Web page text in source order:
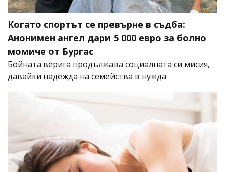
Когато спортът се превърне в съдба:
Анонимен ангел дари 5 000 евро за болно
момиче от Бургас
Бойната верига продължава социалната си мисия,
давайки надежда на семейства в нужда